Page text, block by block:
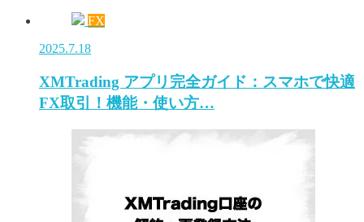
FX
2025.7.18
XMTrading アプリ完全ガイド：スマホで快適
FX取引！機能・使い方…